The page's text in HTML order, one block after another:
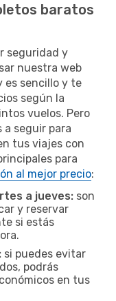
baratos
seguridad y
nuestra web
es sencillo y te
según la
vuelos. Pero
a seguir para
tus viajes con
para
al mejor precio:
a jueves: son
y reservar
si estás
si puedes evitar
podrás
en tus